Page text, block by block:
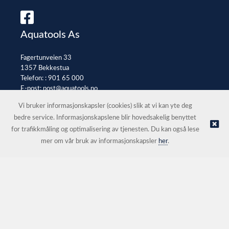
Aquatools As
Fagertunveien 33
1357 Bekkestua
Telefon: : 901 65 000
E-post:post@aquatools.no
© Aquatools As |Nettbutikk levert av Kréatif
Vi bruker informasjonskapsler (cookies) slik at vi kan yte deg
bedre service. Informasjonskapslene blir hovedsakelig benyttet
for trafikkmåling og optimalisering av tjenesten. Du kan også lese
mer om vår bruk av informasjonskapsler her.